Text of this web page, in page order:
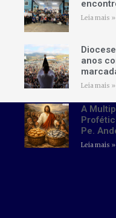
Leia mais »
anos
Leia mais »
A
Pe.
Leia mais »